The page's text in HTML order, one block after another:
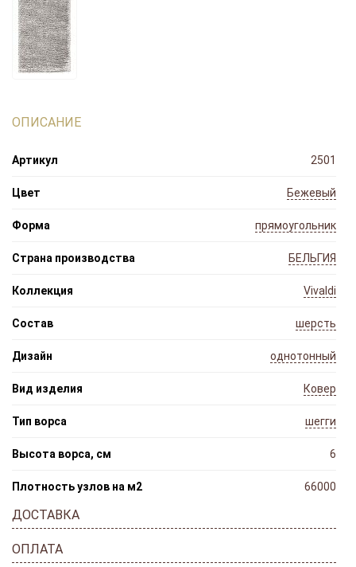
ОПИСАНИЕ
Артикул 2501
Цвет Бежевый
Форма прямоугольник
Страна производства БЕЛЬГИЯ
Коллекция Vivaldi
Состав шерсть
Дизайн однотонный
Вид изделия Ковер
Тип ворса шегги
Высота ворса, см 6
Плотность узлов на м2 66000
ДОСТАВКА
ОПЛАТА